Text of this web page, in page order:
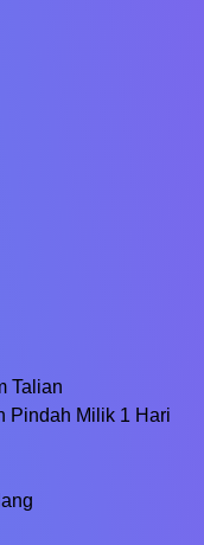
Talian
Pindah Milik 1 Hari